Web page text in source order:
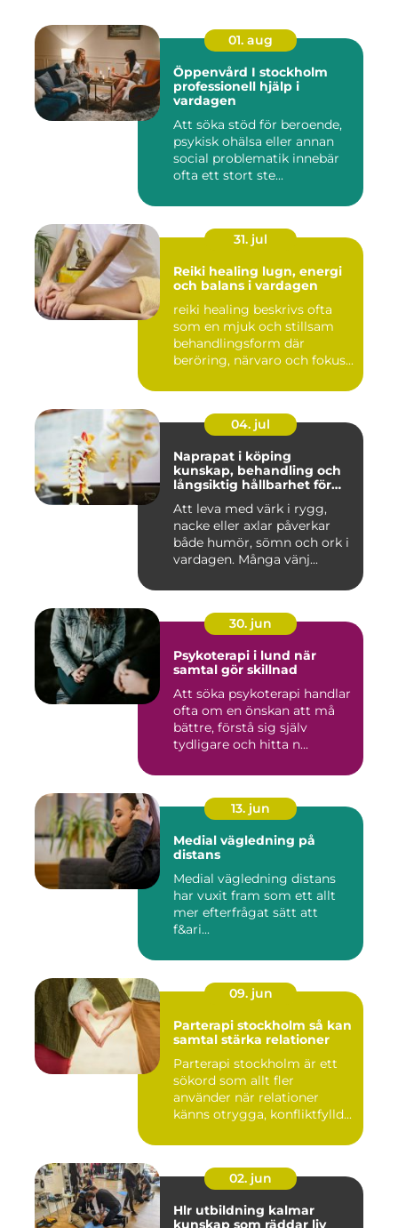
01. aug
Öppenvård I stockholm
professionell hjälp i
vardagen
Att söka stöd för beroende,
psykisk ohälsa eller annan
social problematik innebär
ofta ett stort ste...
31. jul
Reiki healing lugn, energi
och balans i vardagen
reiki healing beskrivs ofta
som en mjuk och stillsam
behandlingsform där
beröring, närvaro och fokus...
04. jul
Naprapat i köping
kunskap, behandling och
långsiktig hållbarhet för
Att leva med värk i rygg,
nacke eller axlar påverkar
både humör, sömn och ork i
vardagen. Många vänj...
30. jun
Psykoterapi i lund när
samtal gör skillnad
Att söka psykoterapi handlar
ofta om en önskan att må
bättre, förstå sig själv
tydligare och hitta n...
13. jun
Medial vägledning på
distans
Medial vägledning distans
har vuxit fram som ett allt
mer efterfrågat sätt att
f&ari...
09. jun
Parterapi stockholm så kan
samtal stärka relationer
Parterapi stockholm är ett
sökord som allt fler
använder när relationer
känns otrygga, konfliktfylld...
02. jun
Hlr utbildning kalmar
kunskap som räddar liv